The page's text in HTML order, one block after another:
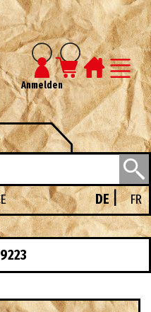
Anmelden
DE| FR